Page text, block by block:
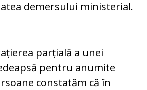
demersului ministerial.
parțială a unei
pentru anumite
constatăm că în